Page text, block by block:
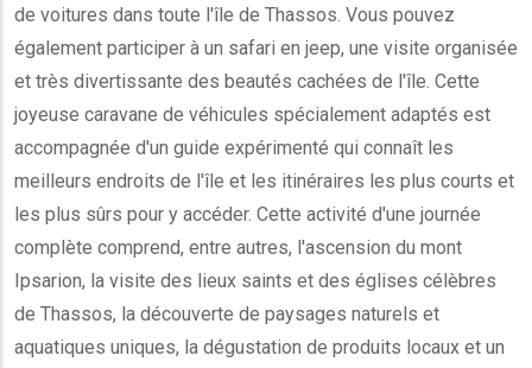
de voitures dans toute l'île de Thassos. Vous pouvez
également participer à un safari en jeep, une visite organisée
et très divertissante des beautés cachées de l'île. Cette
joyeuse caravane de véhicules spécialement adaptés est
accompagnée d'un guide expérimenté qui connaît les
meilleurs endroits de l'île et les itinéraires les plus courts et
les plus sûrs pour y accéder. Cette activité d'une journée
complète comprend, entre autres, l'ascension du mont
Ipsarion, la visite des lieux saints et des églises célèbres
de Thassos, la découverte de paysages naturels et
aquatiques uniques, la dégustation de produits locaux et un